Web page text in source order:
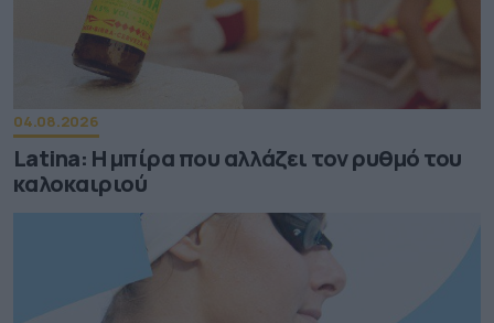
04.08.2026
Latina: Η μπίρα που αλλάζει τον ρυθμό του
καλοκαιριού